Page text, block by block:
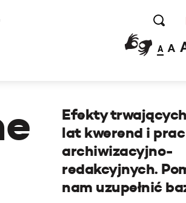
A A
Efekty
lat kwerend i prac
archiwizacyjno-
redakcyjnych.
nam uzupełnić